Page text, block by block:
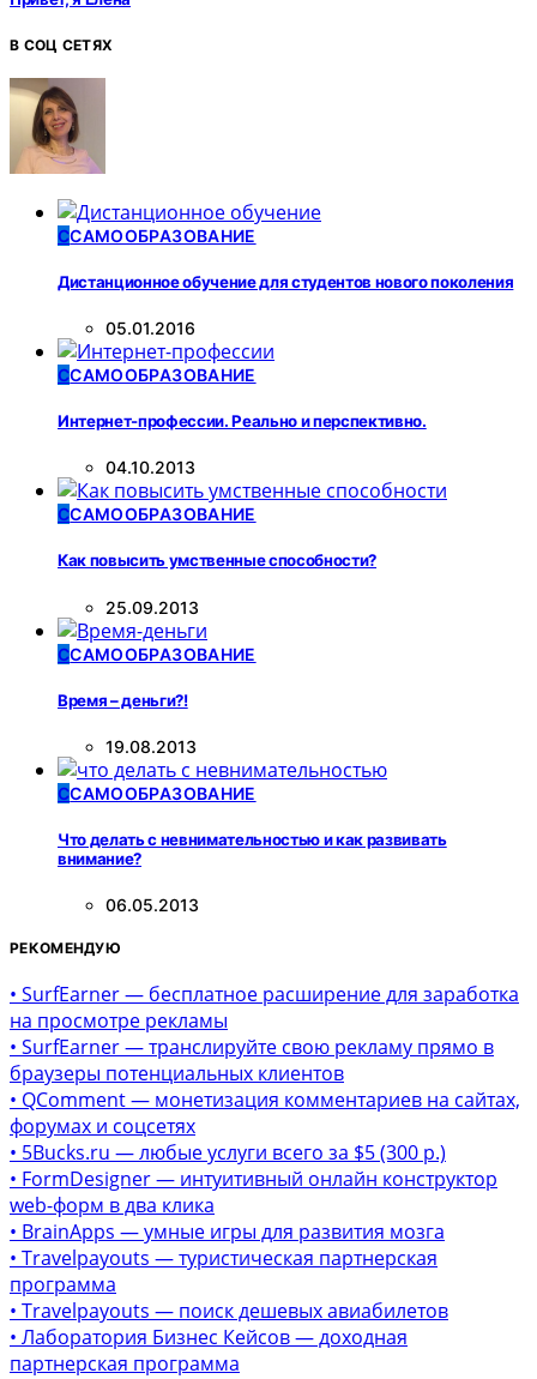
В СОЦ СЕТЯХ
ССАМООБРАЗОВАНИЕ
Дистанционное обучение для студентов нового поколения
05.01.2016
ССАМООБРАЗОВАНИЕ
Интернет-профессии. Реально и перспективно.
04.10.2013
ССАМООБРАЗОВАНИЕ
Как повысить умственные способности?
25.09.2013
ССАМООБРАЗОВАНИЕ
Время – деньги?!
19.08.2013
ССАМООБРАЗОВАНИЕ
Что делать с невнимательностью и как развивать
внимание?
06.05.2013
РЕКОМЕНДУЮ
• SurfEarner — бесплатное расширение для заработка
на просмотре рекламы
• SurfEarner — транслируйте свою рекламу прямо в
браузеры потенциальных клиентов
• QComment — монетизация комментариев на сайтах,
форумах и соцсетях
• 5Bucks.ru — любые услуги всего за $5 (300 р.)
• FormDesigner — интуитивный онлайн конструктор
web-форм в два клика
• BrainApps — умные игры для развития мозга
• Travelpayouts — туристическая партнерская
программа
• Travelpayouts — поиск дешевых авиабилетов
• Лаборатория Бизнес Кейсов — доходная
партнерская программа